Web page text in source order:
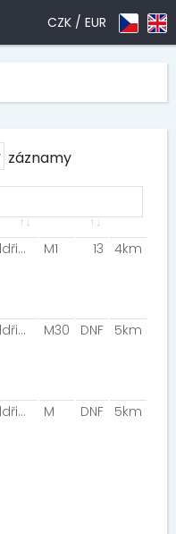
CZK / EUR
záznamy
Lintner Oldřich M1 13 4km
Lintner Oldřich M30 DNF 5km
Lintner Oldřich M DNF 5km